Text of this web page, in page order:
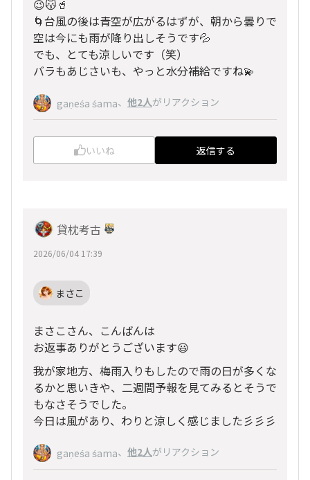
😉😽🥤
🌀台風の後は青空が広がるはずが、朝から曇りで
空は今にも雨が降り出しそうです💦
でも、とても涼しいです（笑）
バラもあじさいも、やっと水分補給ですね💫
gaṇeśa śama、 他2人がリアクション
いいね 返信する
貸枕考古
2026/06/04 17:39
まさこ
まさこさん、こんばんは
お返事ありがとうございます😃
我が家地方、梅雨入りもしたので雨の日が多くな
るかと思いきや、二週間予報を見てみるとそうで
もなさそうでした。
今日は風があり、わりと涼しく感じました彡彡彡
gaṇeśa śama、 他2人がリアクション